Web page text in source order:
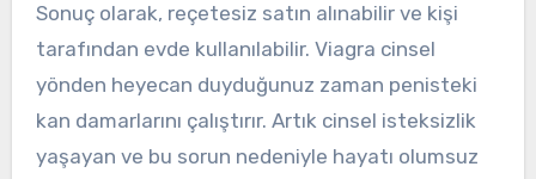
Sonuç olarak, reçetesiz satın alınabilir ve kişi
tarafından evde kullanılabilir. Viagra cinsel
yönden heyecan duyduğunuz zaman penisteki
kan damarlarını çalıştırır. Artık cinsel isteksizlik
yaşayan ve bu sorun nedeniyle hayatı olumsuz